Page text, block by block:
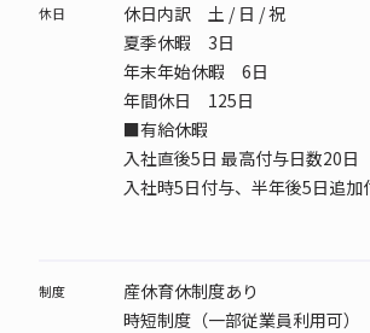
休日
休日内訳 土 / 日 / 祝
夏季休暇 3日
年末年始休暇 6日
年間休日 125日
■有給休暇
入社直後5日 最高付与日数20日
入社時5日付与、半年後5日追加
制度
産休育休制度あり
時短制度（一部従業員利用可）